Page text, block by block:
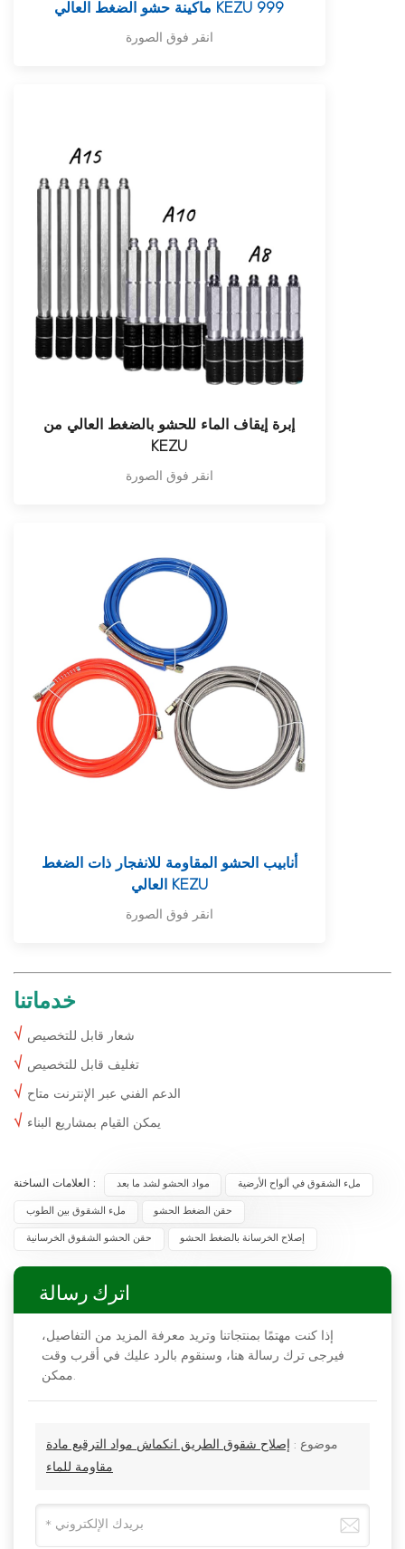
ماكينة حشو الضغط العالي KEZU 999
انقر فوق الصورة
إبرة إيقاف الماء للحشو بالضغط العالي من
KEZU
انقر فوق الصورة
أنابيب الحشو المقاومة للانفجار ذات الضغط
العالي KEZU
انقر فوق الصورة
خدماتنا
√ شعار قابل للتخصيص
√ تغليف قابل للتخصيص
√ الدعم الفني عبر الإنترنت متاح
√ يمكن القيام بمشاريع البناء
العلامات الساخنة : مواد الحشو لشد ما بعد ملء الشقوق في ألواح الأرضية
ملء الشقوق بين الطوب حقن الضغط الحشو
حقن الحشو الشقوق الخرسانية إصلاح الخرسانة بالضغط الحشو
اترك رسالة
إذا كنت مهتمًا بمنتجاتنا وتريد معرفة المزيد من التفاصيل،
فيرجى ترك رسالة هنا، وسنقوم بالرد عليك في أقرب وقت
ممكن.
موضوع :
إصلاح شقوق الطريق انكماش مواد الترقيع مادة
مقاومة للماء